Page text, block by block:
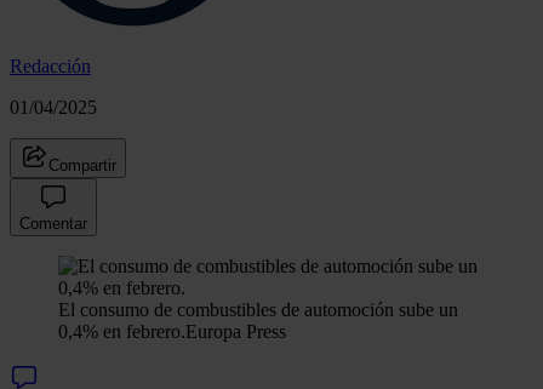
Redacción
01/04/2025
Compartir
Comentar
El consumo de combustibles de automoción sube un
0,4% en febrero.Europa Press